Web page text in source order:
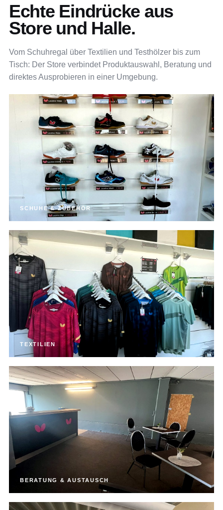
Echte Eindrücke aus
Store und Halle.
Vom Schuhregal über Textilien und Testhölzer bis zum
Tisch: Der Store verbindet Produktauswahl, Beratung und
direktes Ausprobieren in einer Umgebung.
SCHUHE & ZUBEHÖR
TEXTILIEN
BERATUNG & AUSTAUSCH